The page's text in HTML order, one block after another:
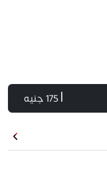
| 175 جنيه